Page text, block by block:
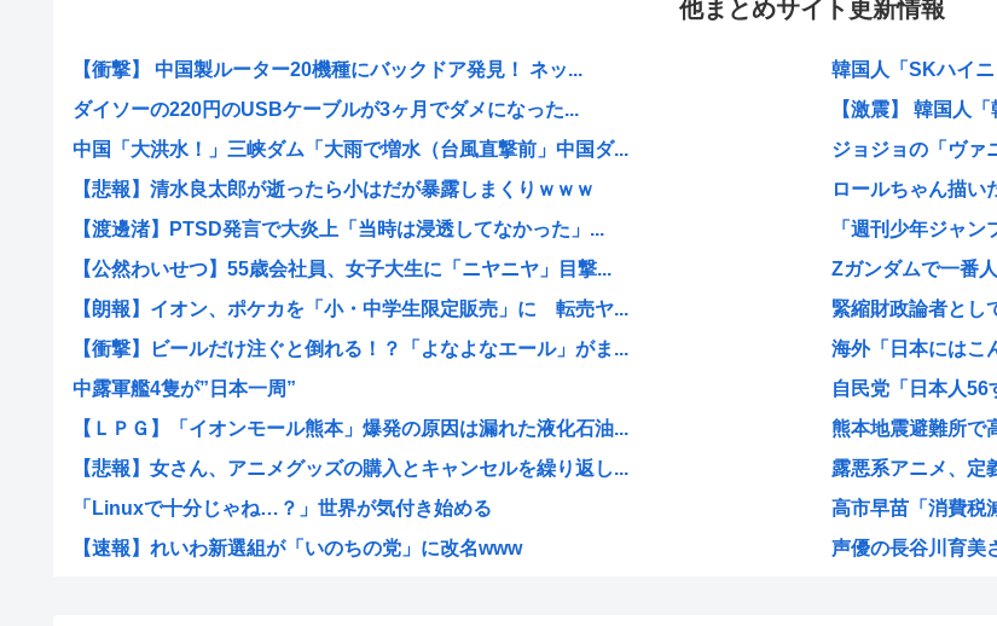
他まとめサイト更新情報
【衝撃】 中国製ルーター20機種にバックドア発見！ ネッ...
ダイソーの220円のUSBケーブルが3ヶ月でダメになった...
中国「大洪水！」三峡ダム「大雨で増水（台風直撃前」中国ダ...
【悲報】清水良太郎が逝ったら小はだが暴露しまくりｗｗｗ
【渡邊渚】PTSD発言で大炎上「当時は浸透してなかった」...
【公然わいせつ】55歳会社員、女子大生に「ニヤニヤ」目撃...
【朗報】イオン、ポケカを「小・中学生限定販売」に 転売ヤ...
【衝撃】ビールだけ注ぐと倒れる！？「よなよなエール」がま...
中露軍艦4隻が”日本一周”
【ＬＰＧ】「イオンモール熊本」爆発の原因は漏れた液化石油...
【悲報】女さん、アニメグッズの購入とキャンセルを繰り返し...
「Linuxで十分じゃね…？」世界が気付き始める
【速報】れいわ新選組が「いのちの党」に改名www
韓国人「SKハイ
【激震】 韓国人
ジョジョの「ヴァ
ロールちゃん描い
「週刊少年ジャ
Zガンダムで一番
緊縮財政論者とし
海外「日本にはこ
自民党「日本人56
熊本地震避難所で
露悪系アニメ、定
高市早苗「消費税
声優の長谷川育美